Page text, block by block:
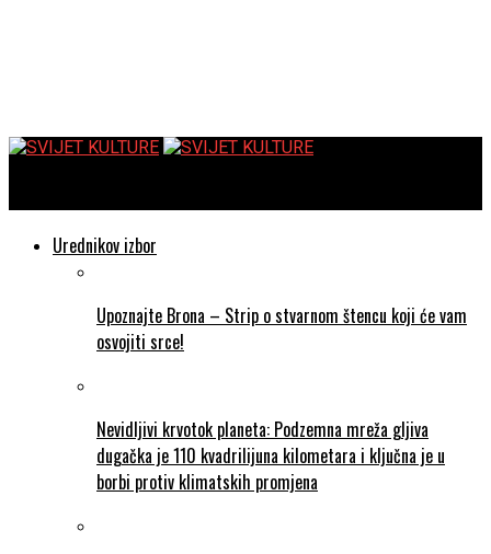
Urednikov izbor
Upoznajte Brona – Strip o stvarnom štencu koji će vam
osvojiti srce!
Nevidljivi krvotok planeta: Podzemna mreža gljiva
dugačka je 110 kvadrilijuna kilometara i ključna je u
borbi protiv klimatskih promjena